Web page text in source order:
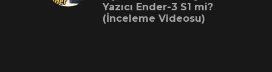
Yazıcı Ender-3 S1 mi?
(İnceleme Videosu)